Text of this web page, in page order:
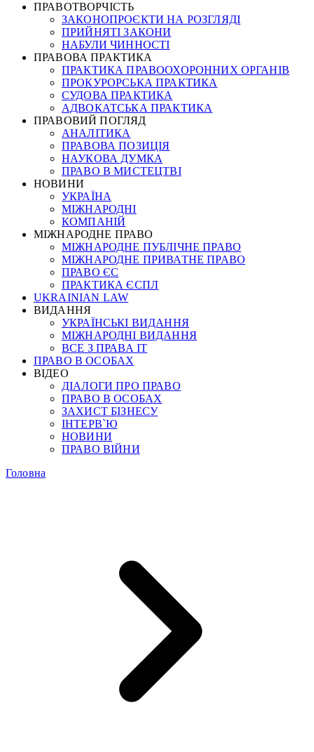
ПРАВОТВОРЧІСТЬ
ЗАКОНОПРОЄКТИ НА РОЗГЛЯДІ
ПРИЙНЯТІ ЗАКОНИ
НАБУЛИ ЧИННОСТІ
ПРАВОВА ПРАКТИКА
ПРАКТИКА ПРАВООХОРОННИХ ОРГАНІВ
ПРОКУРОРСЬКА ПРАКТИКА
СУДОВА ПРАКТИКА
АДВОКАТСЬКА ПРАКТИКА
ПРАВОВИЙ ПОГЛЯД
АНАЛІТИКА
ПРАВОВА ПОЗИЦІЯ
НАУКОВА ДУМКА
ПРАВО В МИСТЕЦТВІ
НОВИНИ
УКРАЇНА
МІЖНАРОДНІ
КОМПАНІЙ
МІЖНАРОДНЕ ПРАВО
МІЖНАРОДНЕ ПУБЛІЧНЕ ПРАВО
МІЖНАРОДНЕ ПРИВАТНЕ ПРАВО
ПРАВО ЄС
ПРАКТИКА ЄСПЛ
UKRAINIAN LAW
ВИДАННЯ
УКРАЇНСЬКІ ВИДАННЯ
МІЖНАРОДНІ ВИДАННЯ
ВСЕ З ПРАВА ІТ
ПРАВО В ОСОБАХ
ВІДЕО
ДІАЛОГИ ПРО ПРАВО
ПРАВО В ОСОБАХ
ЗАХИСТ БІЗНЕСУ
ІНТЕРВ`Ю
НОВИНИ
ПРАВО ВІЙНИ
Головна